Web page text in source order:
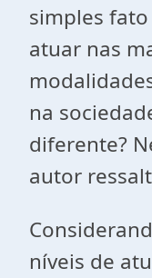
simples
atuar nas
na
diferente?
autor
níveis de